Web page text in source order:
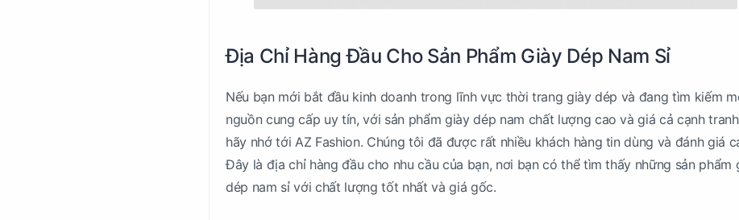
Địa Chỉ Hàng Đầu Cho Sản Phẩm Giày Dép Nam Sỉ
Nếu bạn mới bắt đầu kinh doanh trong lĩnh vực thời trang giày dép và đang tìm kiếm
nguồn cung cấp uy tín, với sản phẩm giày dép nam chất lượng cao và giá cả cạnh
hãy nhớ tới AZ Fashion. Chúng tôi đã được rất nhiều khách hàng tin dùng và đánh giá
Đây là địa chỉ hàng đầu cho nhu cầu của bạn, nơi bạn có thể tìm thấy những sản phẩm
dép nam sỉ với chất lượng tốt nhất và giá gốc.